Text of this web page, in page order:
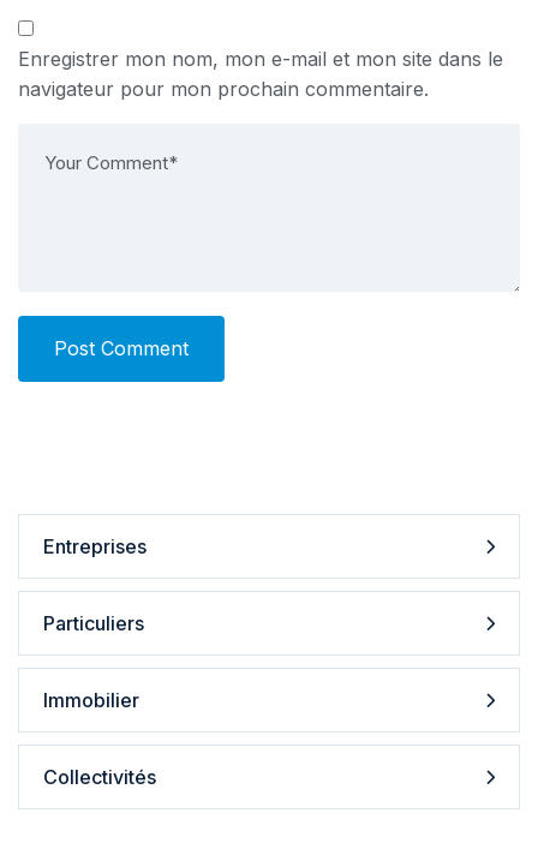
Enregistrer mon nom, mon e-mail et mon site dans le
navigateur pour mon prochain commentaire.
Post Comment
Entreprises
Particuliers
Immobilier
Collectivités